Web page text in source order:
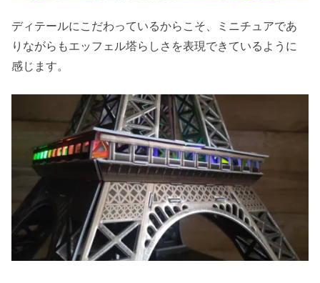
ディテールにこだわっているからこそ、ミニチュアであ
りながらもエッフェル塔らしさを表現できているように
感じます。